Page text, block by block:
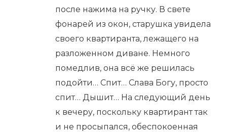
после нажима на ручку. В свете
фонарей из окон, старушка увидела
своего квартиранта, лежащего на
разложенном диване. Немного
помедлив, она всё же решилась
подойти… Спит… Слава Богу, просто
спит… Дышит… На следующий день
к вечеру, поскольку квартирант так
и не просыпался, обеспокоенная